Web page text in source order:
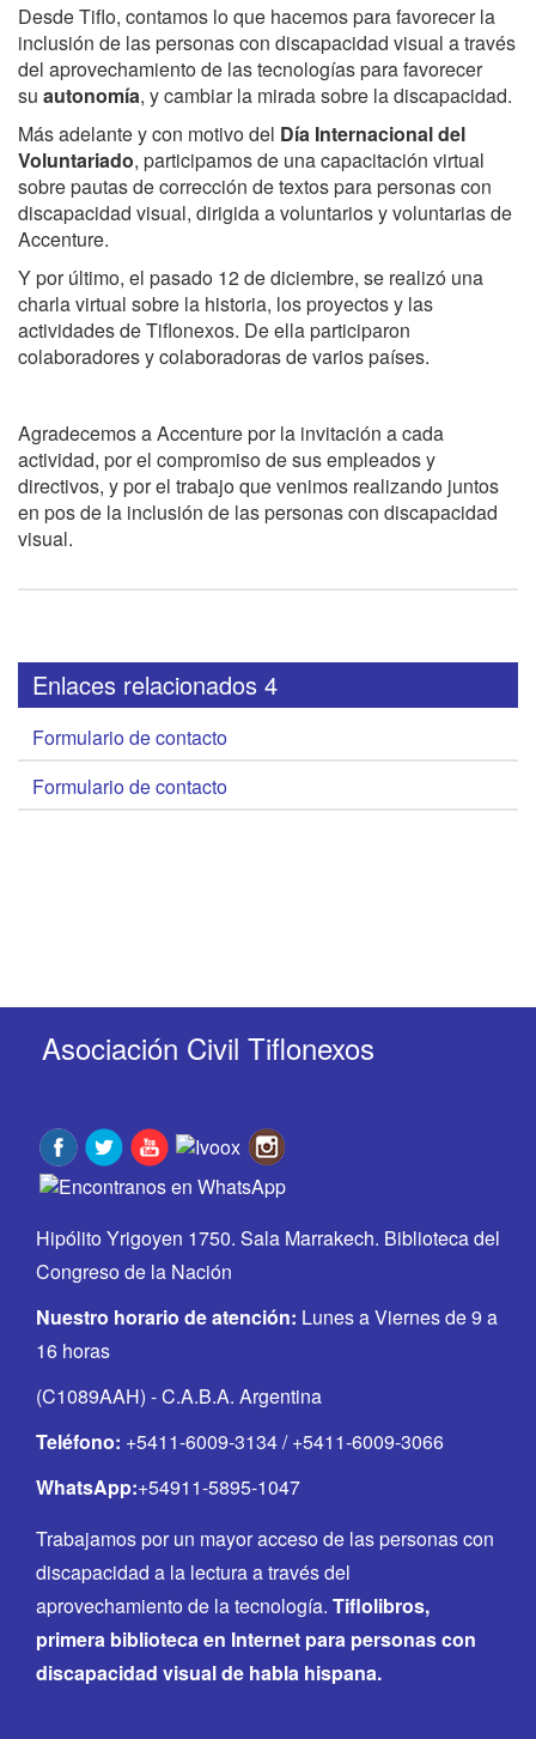
Desde Tiflo, contamos lo que hacemos para favorecer la
inclusión de las personas con discapacidad visual a través
del aprovechamiento de las tecnologías para favorecer
su autonomía, y cambiar la mirada sobre la discapacidad.
Más adelante y con motivo del Día Internacional del
Voluntariado, participamos de una capacitación virtual
sobre pautas de corrección de textos para personas con
discapacidad visual, dirigida a voluntarios y voluntarias de
Accenture.
Y por último, el pasado 12 de diciembre, se realizó una
charla virtual sobre la historia, los proyectos y las
actividades de Tiflonexos. De ella participaron
colaboradores y colaboradoras de varios países.
Agradecemos a Accenture por la invitación a cada
actividad, por el compromiso de sus empleados y
directivos, y por el trabajo que venimos realizando juntos
en pos de la inclusión de las personas con discapacidad
visual.
Enlaces relacionados 4
Formulario de contacto
Formulario de contacto
Asociación Civil Tiflonexos
Hipólito Yrigoyen 1750. Sala Marrakech. Biblioteca del
Congreso de la Nación
Nuestro horario de atención: Lunes a Viernes de 9 a
16 horas
(C1089AAH) - C.A.B.A. Argentina
Teléfono: +5411-6009-3134 / +5411-6009-3066
WhatsApp:+54911-5895-1047
Trabajamos por un mayor acceso de las personas con
discapacidad a la lectura a través del
aprovechamiento de la tecnología. Tiflolibros,
primera biblioteca en Internet para personas con
discapacidad visual de habla hispana.